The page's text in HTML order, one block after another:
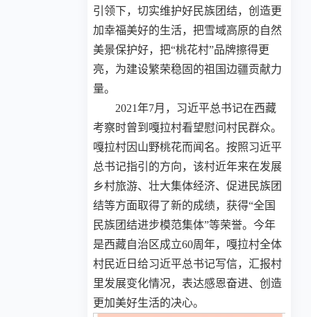
引领下，切实维护好民族团结，创造更
加幸福美好的生活，把雪域高原的自然
美景保护好，把“桃花村”品牌擦得更
亮，为建设繁荣稳固的祖国边疆贡献力
量。
2021年7月，习近平总书记在西藏
考察时曾到嘎拉村看望慰问村民群众。
嘎拉村因山野桃花而闻名。按照习近平
总书记指引的方向，该村近年来在发展
乡村旅游、壮大集体经济、促进民族团
结等方面取得了新的成绩，获得“全国
民族团结进步模范集体”等荣誉。今年
是西藏自治区成立60周年，嘎拉村全体
村民近日给习近平总书记写信，汇报村
里发展变化情况，表达感恩奋进、创造
更加美好生活的决心。